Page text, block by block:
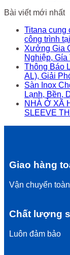
Bài viết mới nhất
Titana cung
công trình
Xưởng Gia
Nghiệp, Gía
Thông Báo
AL), Giải
Sàn Inox
Lạnh, Bền,
NHÀ Ở XÃ
SLEEVE
Giao hàng
Vận chuyển
Chất lượng
Luôn đảm bảo